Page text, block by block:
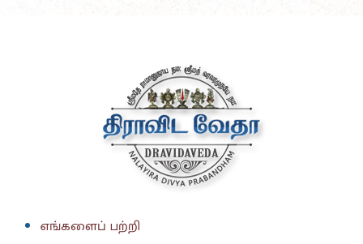
எங்களைப் பற்றி